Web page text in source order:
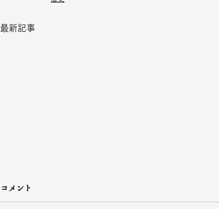
最新記事
コメント